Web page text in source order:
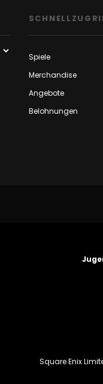
Spiele
Merchandise
Angebote
Belohnungen
Square Enix